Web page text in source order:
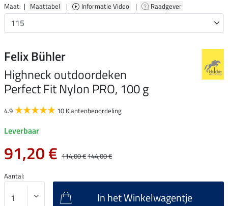
Maat: | Maattabel | Informatie Video | Raadgever
Felix Bühler
Highneck outdoordeken
Perfect Fit Nylon PRO, 100 g
4.9 10 Klantenbeoordeling
Leverbaar
91,20 € 114,00 €144,00 €
Aantal:
In het Winkelwagentje